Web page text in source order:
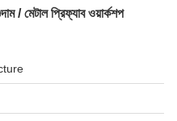
/ মেটাল প্রিফ্যাব ওয়ার্কশপ